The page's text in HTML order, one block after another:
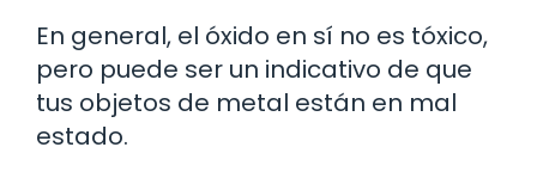
En general, el óxido en sí no es tóxico,
pero puede ser un indicativo de que
tus objetos de metal están en mal
estado.